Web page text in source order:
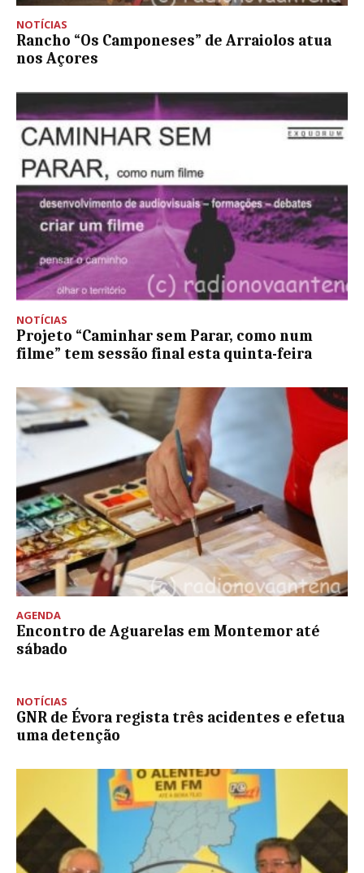
NOTÍCIAS
Rancho “Os Camponeses” de Arraiolos atua
nos Açores
NOTÍCIAS
Projeto “Caminhar sem Parar, como num
filme” tem sessão final esta quinta-feira
AGENDA
Encontro de Aguarelas em Montemor até
sábado
NOTÍCIAS
GNR de Évora regista três acidentes e efetua
uma detenção